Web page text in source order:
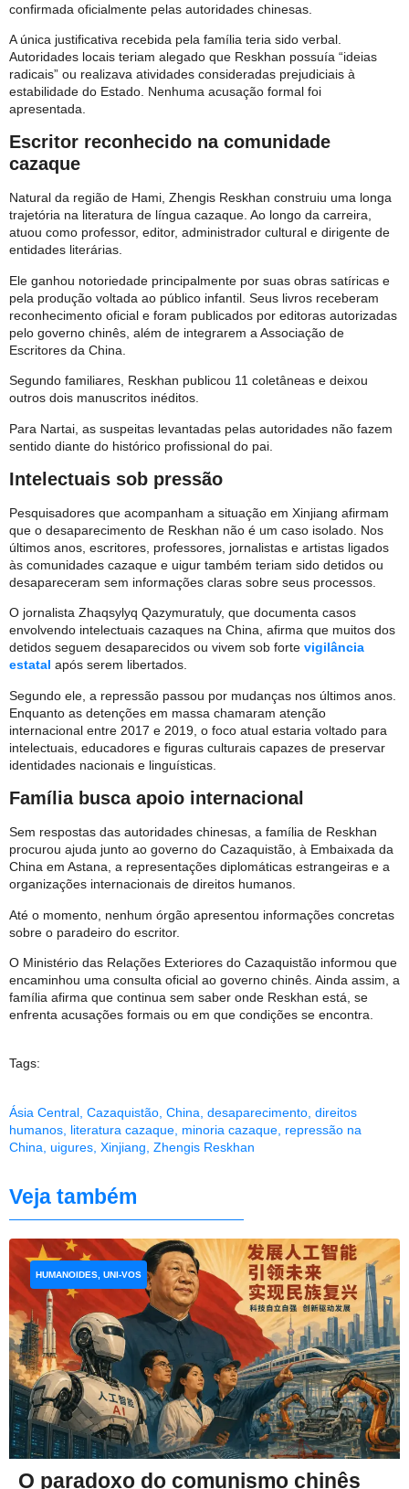
confirmada oficialmente pelas autoridades chinesas.
A única justificativa recebida pela família teria sido verbal.
Autoridades locais teriam alegado que Reskhan possuía “ideias
radicais” ou realizava atividades consideradas prejudiciais à
estabilidade do Estado. Nenhuma acusação formal foi
apresentada.
Escritor reconhecido na comunidade
cazaque
Natural da região de Hami, Zhengis Reskhan construiu uma longa
trajetória na literatura de língua cazaque. Ao longo da carreira,
atuou como professor, editor, administrador cultural e dirigente de
entidades literárias.
Ele ganhou notoriedade principalmente por suas obras satíricas e
pela produção voltada ao público infantil. Seus livros receberam
reconhecimento oficial e foram publicados por editoras autorizadas
pelo governo chinês, além de integrarem a Associação de
Escritores da China.
Segundo familiares, Reskhan publicou 11 coletâneas e deixou
outros dois manuscritos inéditos.
Para Nartai, as suspeitas levantadas pelas autoridades não fazem
sentido diante do histórico profissional do pai.
Intelectuais sob pressão
Pesquisadores que acompanham a situação em Xinjiang afirmam
que o desaparecimento de Reskhan não é um caso isolado. Nos
últimos anos, escritores, professores, jornalistas e artistas ligados
às comunidades cazaque e uigur também teriam sido detidos ou
desapareceram sem informações claras sobre seus processos.
O jornalista Zhaqsylyq Qazymuratuly, que documenta casos
envolvendo intelectuais cazaques na China, afirma que muitos dos
detidos seguem desaparecidos ou vivem sob forte vigilância
estatal após serem libertados.
Segundo ele, a repressão passou por mudanças nos últimos anos.
Enquanto as detenções em massa chamaram atenção
internacional entre 2017 e 2019, o foco atual estaria voltado para
intelectuais, educadores e figuras culturais capazes de preservar
identidades nacionais e linguísticas.
Família busca apoio internacional
Sem respostas das autoridades chinesas, a família de Reskhan
procurou ajuda junto ao governo do Cazaquistão, à Embaixada da
China em Astana, a representações diplomáticas estrangeiras e a
organizações internacionais de direitos humanos.
Até o momento, nenhum órgão apresentou informações concretas
sobre o paradeiro do escritor.
O Ministério das Relações Exteriores do Cazaquistão informou que
encaminhou uma consulta oficial ao governo chinês. Ainda assim, a
família afirma que continua sem saber onde Reskhan está, se
enfrenta acusações formais ou em que condições se encontra.
Tags:
Ásia Central Cazaquistão China desaparecimento direitos
humanos literatura cazaque minoria cazaque repressão na
China uigures Xinjiang Zhengis Reskhan
Veja também
O paradoxo do comunismo chinês
HUMANOIDES, UNI-VOS